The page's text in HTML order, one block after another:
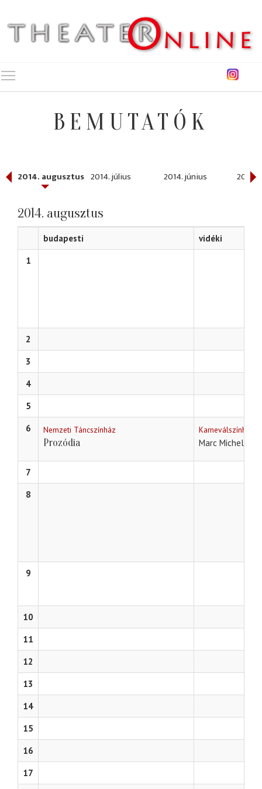
BEMUTATÓK
2014. augusztus 2014. július 2014. június 2014.
2014. augusztus
budapesti
vidéki
1
2
3
4
5
6
Nemzeti Táncszínház
Prozódia
Karneválszínház
Marc Michel -
7
8
9
10
11
12
13
14
15
16
17